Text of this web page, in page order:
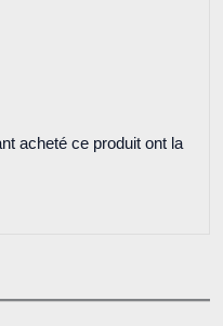
acheté ce produit ont la